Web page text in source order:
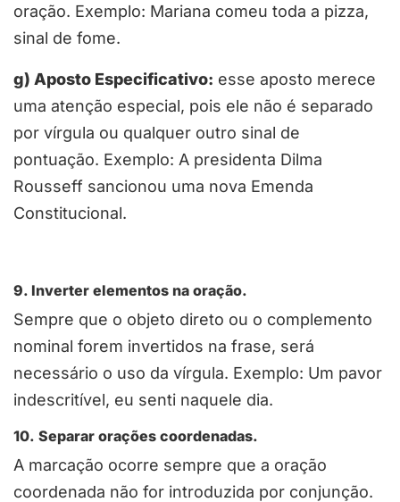
oração. Exemplo: Mariana comeu toda a pizza,
sinal de fome.
g) Aposto Especificativo: esse aposto merece
uma atenção especial, pois ele não é separado
por vírgula ou qualquer outro sinal de
pontuação. Exemplo: A presidenta Dilma
Rousseff sancionou uma nova Emenda
Constitucional.
9. Inverter elementos na oração.
Sempre que o objeto direto ou o complemento
nominal forem invertidos na frase, será
necessário o uso da vírgula. Exemplo: Um pavor
indescritível, eu senti naquele dia.
10. Separar orações coordenadas.
A marcação ocorre sempre que a oração
coordenada não for introduzida por conjunção.